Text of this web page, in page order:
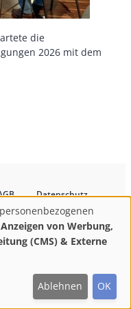
die
2026 mit dem
Datenschutz
Kontakt
Bestellung
Anzeigen von Werbung,
(CMS) & Externe
Ablehnen OK